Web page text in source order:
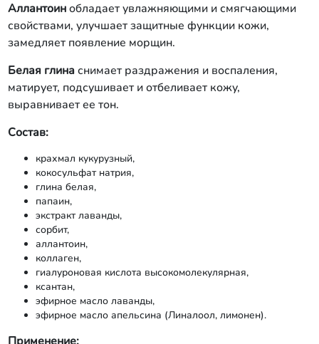
Аллантоинобладает увлажняющими и смягчающими
свойствами, улучшает защитные функции кожи,
замедляет появление морщин.
Белая глинаснимает раздражения и воспаления,
матирует, подсушивает и отбеливает кожу,
выравнивает ее тон.
Состав:
крахмал кукурузный,
кокосульфат натрия,
глина белая,
папаин,
экстракт лаванды,
сорбит,
аллантоин,
коллаген,
гиалуроновая кислота высокомолекулярная,
ксантан,
эфирное масло лаванды,
эфирное масло апельсина (Линалоол, лимонен).